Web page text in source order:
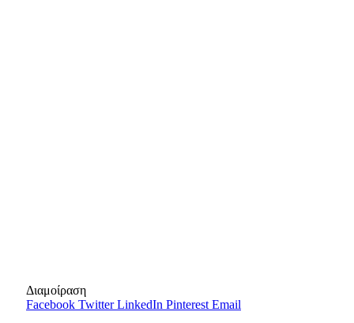
Διαμοίραση
Facebook Twitter LinkedIn Pinterest Email